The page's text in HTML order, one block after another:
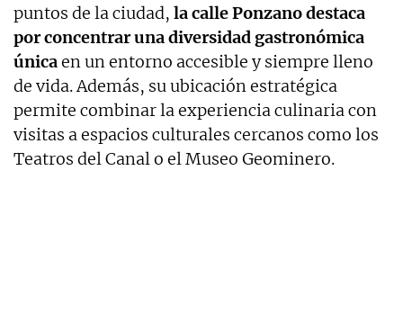
puntos de la ciudad, la calle Ponzano destaca
por concentrar una diversidad gastronómica
únicaen un entorno accesible y siempre lleno
de vida. Además, su ubicación estratégica
permite combinar la experiencia culinaria con
visitas a espacios culturales cercanos como los
Teatros del Canal o el Museo Geominero.